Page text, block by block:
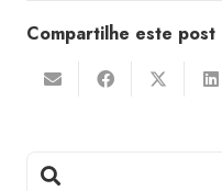
Compartilhe este post